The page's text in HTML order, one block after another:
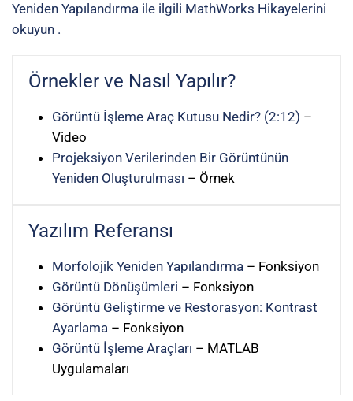
Yeniden Yapılandırma ile ilgili MathWorks Hikayelerini
okuyun .
Örnekler ve Nasıl Yapılır?
Görüntü İşleme Araç Kutusu Nedir? (2:12) –
Video
Projeksiyon Verilerinden Bir Görüntünün
Yeniden Oluşturulması – Örnek
Yazılım Referansı
Morfolojik Yeniden Yapılandırma – Fonksiyon
Görüntü Dönüşümleri – Fonksiyon
Görüntü Geliştirme ve Restorasyon: Kontrast
Ayarlama – Fonksiyon
Görüntü İşleme Araçları – MATLAB
Uygulamaları